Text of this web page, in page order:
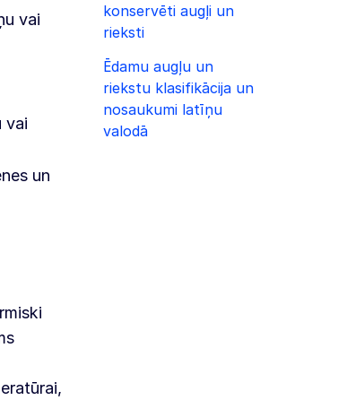
konservēti augļi un
rieksti
Ēdamu augļu un
riekstu klasifikācija un
nosaukumi latīņu
valodā
vai
vai
un